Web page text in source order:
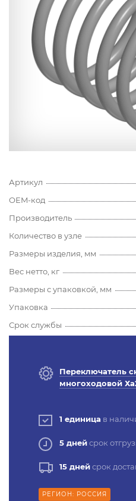
Артикул
OEM-код
Производитель
Количество в узле
Размеры изделия, мм
Вес нетто, кг
Размеры с упаковкой, мм
Упаковка
Срок службы
Переключатель
многоходовой
1 единица в
5 днейсрок
15 днейсрок
РЕГИОН: РОССИЯ